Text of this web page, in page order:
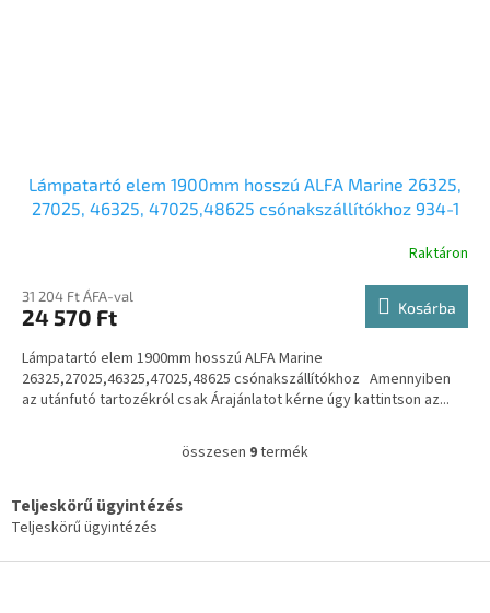
Lámpatartó elem 1900mm hosszú ALFA Marine 26325,
27025, 46325, 47025,48625 csónakszállítókhoz 934-1
Raktáron
31 204 Ft ÁFA-val
24 570 Ft Kosárba
Lámpatartó elem 1900mm hosszú ALFA Marine
26325,27025,46325,47025,48625 csónakszállítókhoz Amennyiben
az utánfutó tartozékról csak Árajánlatot kérne úgy kattintson az...
L
i
összesen 9termék
Teljeskörű ügyintézés
Teljeskörű ügyintézés